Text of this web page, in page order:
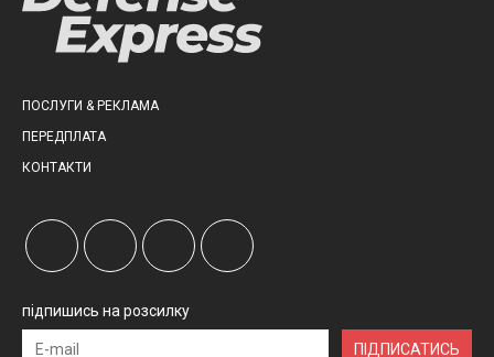
ПОСЛУГИ & РЕКЛАМА
ПЕРЕДПЛАТА
КОНТАКТИ
підпишись на розсилку
ПІДПИСАТИСЬ